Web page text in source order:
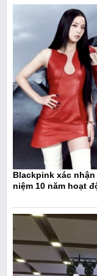
Blackpink xác
niệm 10 năm hoạt